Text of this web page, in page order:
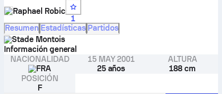
Raphael Robic
1
Resumen Estadísticas Partidos
Stade Montois
Información general
NACIONALIDAD
FRA
15 MAY 2001
25 años
ALTURA
188 cm
POSICIÓN
F